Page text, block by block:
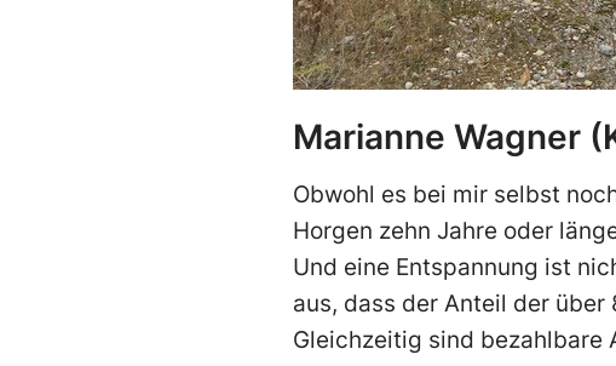
Marianne Wagner
Obwohl es bei mir selbst
Horgen zehn Jahre oder
Und eine Entspannung ist
aus, dass der Anteil der
Gleichzeitig sind bezahlbare